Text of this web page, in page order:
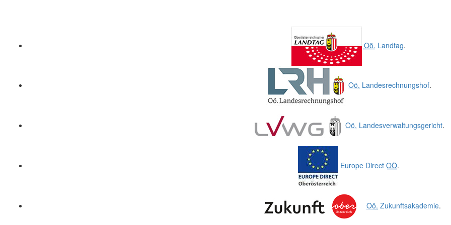
Oö. Landtag.
Oö. Landesrechnungshof.
Oö. Landesverwaltungsgericht.
Europe Direct OÖ.
Oö. Zukunftsakademie.